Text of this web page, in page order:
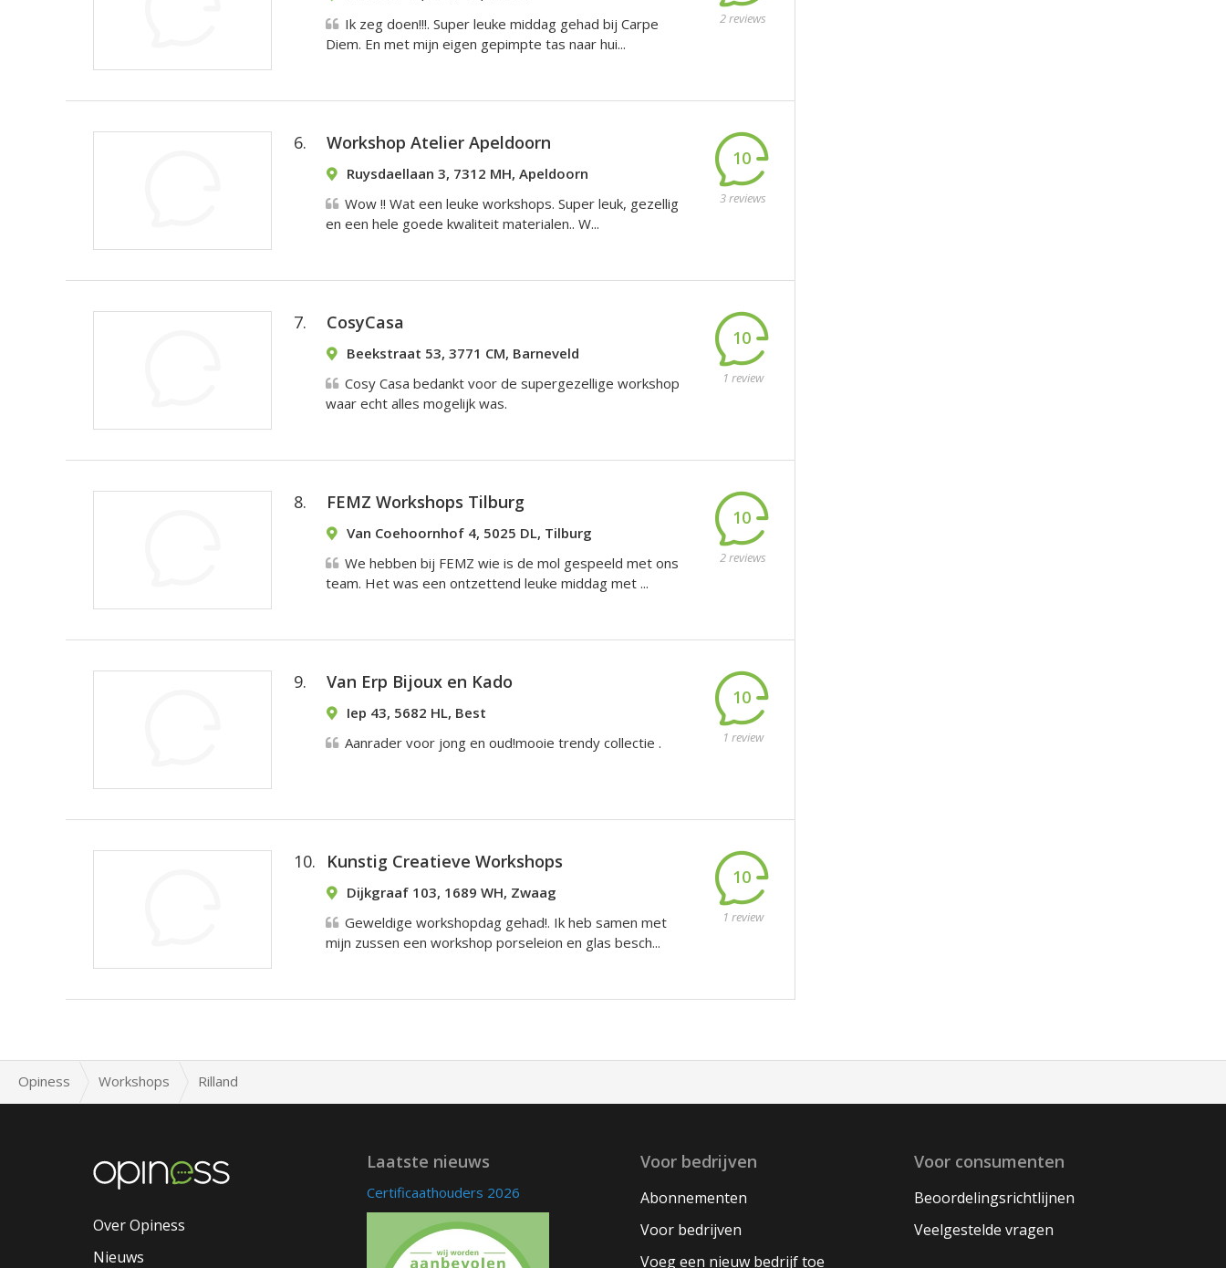
2 reviews
Ik zeg doen!!!. Super leuke middag gehad bij Carpe
Diem. En met mijn eigen gepimpte tas naar hui...
6. Workshop Atelier Apeldoorn
Ruysdaellaan 3, 7312 MH, Apeldoorn
10
3 reviews
Wow !! Wat een leuke workshops. Super leuk, gezellig
en een hele goede kwaliteit materialen.. W...
7. CosyCasa
Beekstraat 53, 3771 CM, Barneveld
10
1 review
Cosy Casa bedankt voor de supergezellige workshop
waar echt alles mogelijk was.
8. FEMZ Workshops Tilburg
Van Coehoornhof 4, 5025 DL, Tilburg
10
2 reviews
We hebben bij FEMZ wie is de mol gespeeld met ons
team. Het was een ontzettend leuke middag met ...
9. Van Erp Bijoux en Kado
Iep 43, 5682 HL, Best
10
1 review
Aanrader voor jong en oud!mooie trendy collectie .
10. Kunstig Creatieve Workshops
Dijkgraaf 103, 1689 WH, Zwaag
10
1 review
Geweldige workshopdag gehad!. Ik heb samen met
mijn zussen een workshop porseleion en glas besch...
Opiness Workshops Rilland
Over Opiness
Nieuws
Laatste nieuws
Certificaathouders 2026
Voor bedrijven
Abonnementen
Voor bedrijven
Voeg een nieuw bedrijf toe
Voor consumenten
Beoordelingsrichtlijnen
Veelgestelde vragen